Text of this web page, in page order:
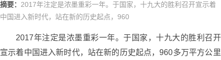
摘要： 2017年注定是浓墨重彩一年。于国家，十九大的胜利召开宣示着
中国进入新时代，站在新的历史起点，960
2017年注定是浓墨重彩一年。于国家，十九大的胜利召开
宣示着中国进入新时代，站在新的历史起点，960多万平方公里